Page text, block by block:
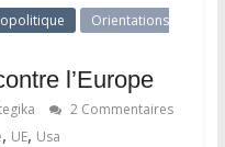
Orientations
l’Europe
2 Commentaires
, UE, Usa